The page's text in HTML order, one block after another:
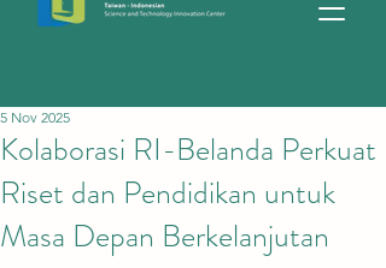
Kolaborasi RI-Belanda Perkuat
Riset dan Pendidikan untuk
Masa Depan Berkelanjutan
5 Nov 2025